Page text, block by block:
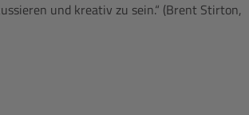
und kreativ zu sein.“ (Brent Stirton,